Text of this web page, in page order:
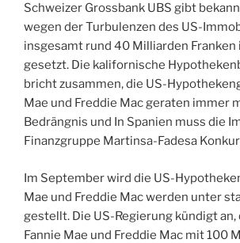
Schweizer Grossbank UBS gibt
wegen der Turbulenzen des US-
insgesamt rund 40 Milliarden Franken
gesetzt. Die kalifornische
bricht zusammen, die US-
Mae und Freddie Mac geraten immer
Bedrängnis und In Spanien muss die
Finanzgruppe Martinsa-Fadesa
Im September wird die US-
Mae und Freddie Mac werden unter
gestellt. Die US-Regierung kündigt an,
Fannie Mae und Freddie Mac mit 100